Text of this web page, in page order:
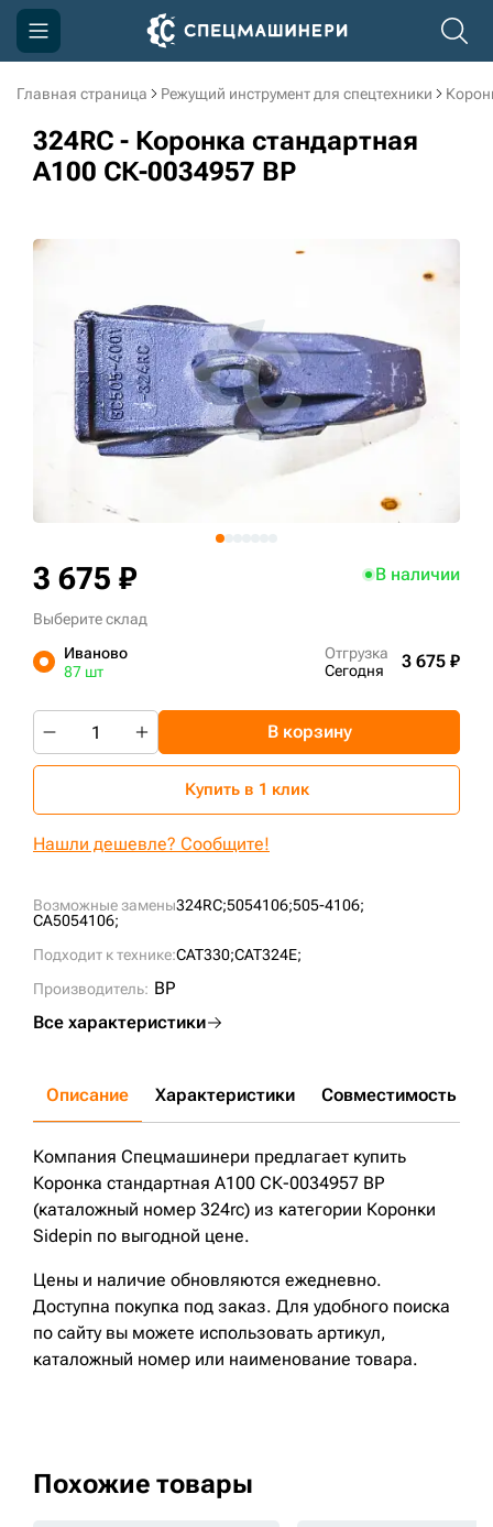
Главная страница Режущий инструмент для спецтехники
324RC - Коронка стандартная
A100 СК-0034957 BP
Возможные замены324RC;5054106;505-4106;
CA5054106;
Подходит к технике:CAT330;CAT324E;
Производитель: BP
Все характеристики
3 675 ₽ В наличии
Выберите склад
Иваново
87 шт
Отгрузка
Сегодня
3 675 ₽
В корзину
Купить в 1 клик
Нашли дешевле? Сообщите!
Описание Характеристики Совместимость
Компания Спецмашинери предлагает купить
Коронка стандартная A100 СК-0034957 BP
(каталожный номер 324rc) из категории Коронки
Sidepin по выгодной цене.
Цены и наличие обновляются ежедневно.
Доступна покупка под заказ. Для удобного поиска
по сайту вы можете использовать артикул,
каталожный номер или наименование товара.
Похожие товары
Компания
Акции
Информация
3D тур по производству
3D тур по складам
sksale@skdst.ru
+7 (499) 394-50-93